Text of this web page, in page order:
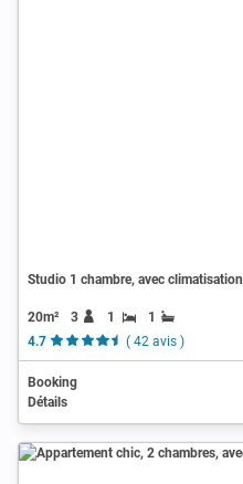
Studio 1 chambre, avec climatisation
20m² 3 1
1
4.7
( 42 avis )
Booking
Détails